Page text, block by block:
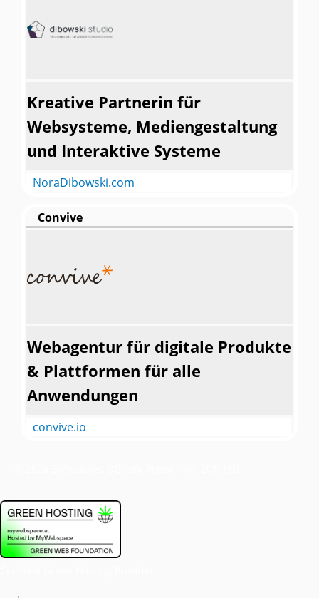
Kreative Partnerin für
Websysteme, Mediengestaltung
und Interaktive Systeme
NoraDibowski.com
Convive
Webagentur für digitale Produkte
& Plattformen für alle
Anwendungen
convive.io